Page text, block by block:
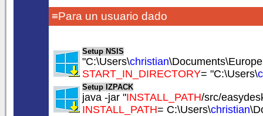
≡Para un usuario dado
Setup NSIS
"C:\Users\christian
START_IN_DIRECTORY= "C:\Users\
Setup IZPACK
java -jar "INSTALL_PATH/src/
INSTALL_PATH= C:\Users\christian